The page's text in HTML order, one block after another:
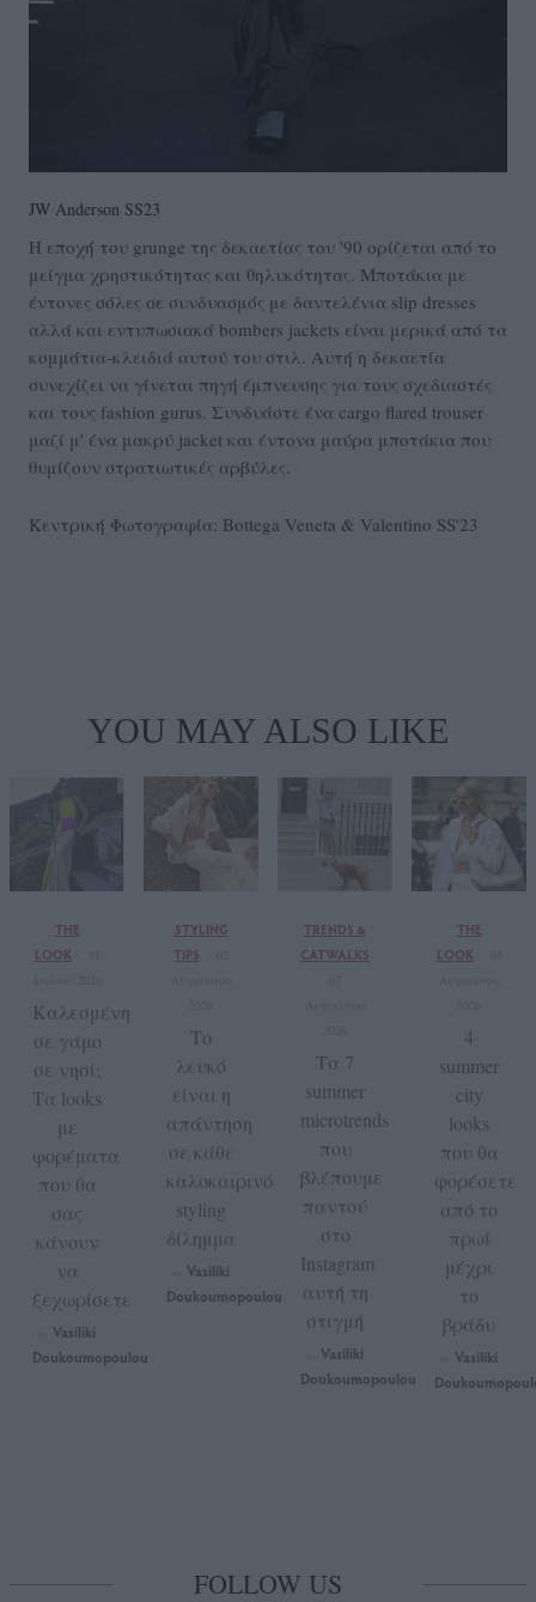
JW Anderson SS23
Η εποχή του grunge της δεκαετίας του '90 ορίζεται από το
μείγμα χρηστικότητας και θηλυκότητας. Μποτάκια με
έντονες σόλες σε συνδυασμός με δαντελένια slip dresses
αλλά και εντυπωσιακά bombers jackets είναι μερικά από τα
κομμάτια-κλειδιά αυτού του στιλ. Αυτή η δεκαετία
συνεχίζει να γίνεται πηγή έμπνευσης για τους σχεδιαστές
και τους fashion gurus. Συνδυάστε ένα cargo flared trouser
μαζί μ' ένα μακρύ jacket και έντονα μαύρα μποτάκια που
θυμίζουν στρατιωτικές αρβύλες.
Κεντρική Φωτογραφία: Bottega Veneta & Valentino SS'23
YOU MAY ALSO LIKE
THE
LOOK
Καλεσμένη
σε γάμο
σε νησί;
Τα looks
με
φορέματα
που θα
σας
κάνουν
να
ξεχωρίσετε
Vasiliki
Doukoumopoulou
STYLING
TIPS
Το
λευκό
είναι η
απάντηση
σε κάθε
καλοκαιρινό
styling
δίλημμα
Vasiliki
Doukoumopoulou
TRENDS &
CATWALKS
Τα 7
summer
microtrends
που
βλέπουμε
παντού
στο
Instagram
αυτή τη
στιγμή
Vasiliki
Doukoumopoulou
THE
LOOK
4
summer
city
looks
που θα
φορέσετε
από το
πρωί
μέχρι
το
βράδυ
Vasiliki
FOLLOW US